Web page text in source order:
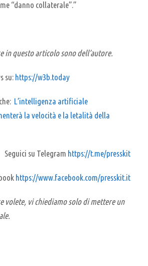
“danno collaterale”.”
in questo articolo sono dell’autore.
su: https://w3b.today
L’intelligenza artificiale
la velocità e la letalità della
Seguici su Telegram https://t.me/presskit
https://www.facebook.com/presskit.it
volete, vi chiediamo solo di mettere un